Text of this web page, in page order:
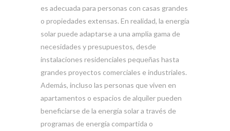
es adecuada para personas con casas grandes
o propiedades extensas. En realidad, la energía
solar puede adaptarse a una amplia gama de
necesidades y presupuestos, desde
instalaciones residenciales pequeñas hasta
grandes proyectos comerciales e industriales.
Además, incluso las personas que viven en
apartamentos o espacios de alquiler pueden
beneficiarse de la energía solar a través de
programas de energía compartida o